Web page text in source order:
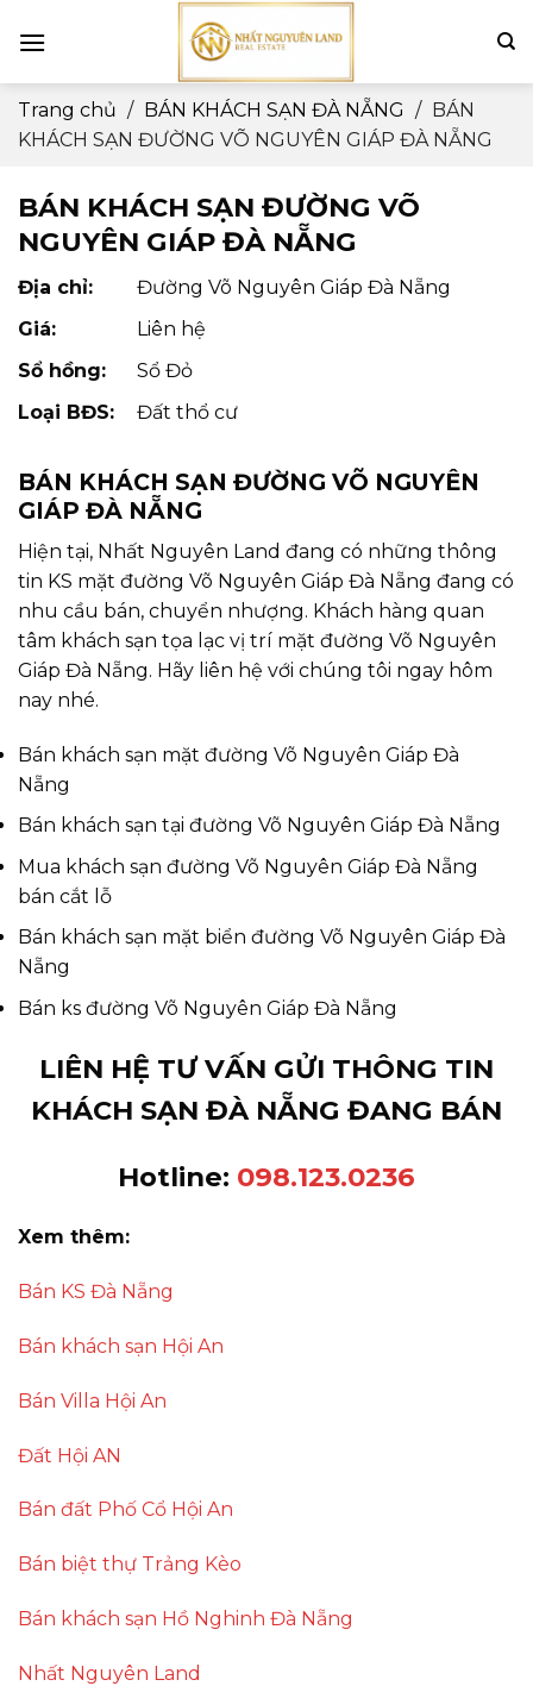
Trang chủ / BÁN KHÁCH SẠN ĐÀ NẴNG / BÁN
KHÁCH SẠN ĐƯỜNG VÕ NGUYÊN GIÁP ĐÀ NẴNG
BÁN KHÁCH SẠN ĐƯỜNG VÕ
NGUYÊN GIÁP ĐÀ NẴNG
Địa chỉ:
Đường Võ Nguyên Giáp Đà Nẵng
Giá:
Liên hệ
Sổ hồng:
Sổ Đỏ
Loại BĐS:
Đất thổ cư
BÁN KHÁCH SẠN ĐƯỜNG VÕ NGUYÊN
GIÁP ĐÀ NẴNG
Hiện tại, Nhất Nguyên Land đang có những thông
tin KS mặt đường Võ Nguyên Giáp Đà Nẵng đang có
nhu cầu bán, chuyển nhượng. Khách hàng quan
tâm khách sạn tọa lạc vị trí mặt đường Võ Nguyên
Giáp Đà Nẵng. Hãy liên hệ với chúng tôi ngay hôm
nay nhé.
Bán khách sạn mặt đường Võ Nguyên Giáp Đà
Nẵng
Bán khách sạn tại đường Võ Nguyên Giáp Đà Nẵng
Mua khách sạn đường Võ Nguyên Giáp Đà Nẵng
bán cắt lỗ
Bán khách sạn mặt biển đường Võ Nguyên Giáp Đà
Nẵng
Bán ks đường Võ Nguyên Giáp Đà Nẵng
LIÊN HỆ TƯ VẤN GỬI THÔNG TIN
KHÁCH SẠN ĐÀ NẴNG ĐANG BÁN
Hotline: 098.123.0236
Xem thêm:
Bán KS Đà Nẵng
Bán khách sạn Hội An
Bán Villa Hội An
Đất Hội AN
Bán đất Phố Cổ Hội An
Bán biệt thự Trảng Kèo
Bán khách sạn Hồ Nghinh Đà Nẵng
Nhất Nguyên Land